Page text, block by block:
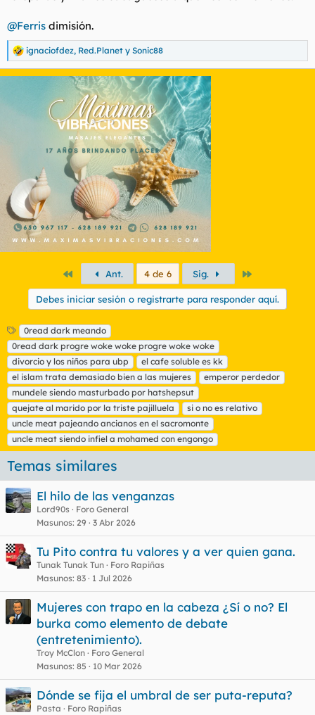
@Ferris dimisión.
R
e
a
ignaciofdez, Red.Planet y Sonic88
PrimeroAnt. 4 de 6 Sig.
Debes iniciar sesión o registrarte para responder aquí.
E
t
i
q
u
e
t
a
s
0read dark meando
0read dark progre woke woke progre woke woke
divorcio y los niños para ubp
el cafe soluble es kk
el islam trata demasiado bien a las mujeres
emperor perdedor
mundele siendo masturbado por hatshepsut
quejate al marido por la triste pajilluela
si o no es relativo
uncle meat pajeando ancianos en el sacromonte
uncle meat siendo infiel a mohamed con engongo
Temas similares
El hilo de las venganzas
Lord90s
Foro General
Masunos 29 3 Abr 2026
Tu Pito contra tu valores y a ver quien gana.
Tunak Tunak Tun
Foro Rapiñas
Masunos 83 1 Jul 2026
Mujeres con trapo en la cabeza ¿Sí o no? El
burka como elemento de debate
(entretenimiento).
Troy McClon
Foro General
Masunos 85 10 Mar 2026
Dónde se fija el umbral de ser puta-reputa?
Pasta
Foro Rapiñas